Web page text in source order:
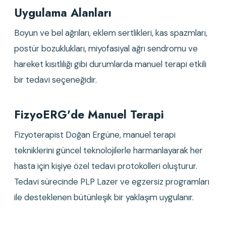
Uygulama Alanları
Boyun ve bel ağrıları, eklem sertlikleri, kas spazmları,
postür bozuklukları, miyofasiyal ağrı sendromu ve
hareket kısıtlılığı gibi durumlarda manuel terapi etkili
bir tedavi seçeneğidir.
FizyoERG'de Manuel Terapi
Fizyoterapist Doğan Ergüne, manuel terapi
tekniklerini güncel teknolojilerle harmanlayarak her
hasta için kişiye özel tedavi protokolleri oluşturur.
Tedavi sürecinde PLP Lazer ve egzersiz programları
ile desteklenen bütünleşik bir yaklaşım uygulanır.